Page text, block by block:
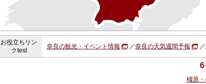
お役立ちリン
クtest
奈良の観光・イベント情報 ／奈良の天気週間予報 ／
6
橿原・